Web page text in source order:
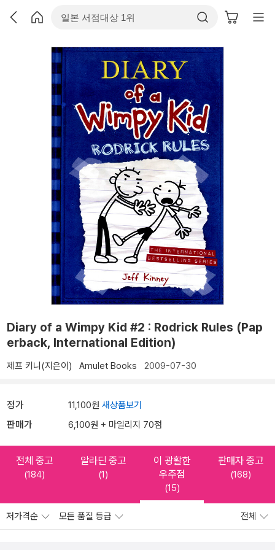
Diary of a Wimpy Kid #2 : Rodrick Rules (Pap
erback, International Edition)
제프 키니(지은이) Amulet Books 2009-07-30
정가 11,100원 새상품보기
판매가 6,100원 + 마일리지 70점
전체 중고
(184)
알라딘 중고
(1)
이 광활한
우주점
(15)
판매자 중고
(168)
저가격순 모든 품질 등급 전체